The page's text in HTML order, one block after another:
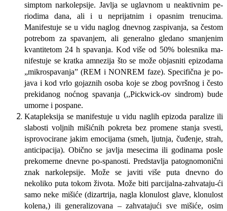
simptom narkolepsi­je. Javlja se uglavnom u neaktivnim pe­
riodima dana, ali i u neprijatnim i opa­snim trenucima.
Manifestuje se u vidu naglog dnevnog zaspivanja, sa čestom
potrebom za spavanjem, ali generalno gledano smanjenim
kvantitetom 24 h spavanja. Kod više od 50% bolesnika ma­
nifestuje se kratka amnezija što se može objasniti epizodama
„mikrospavanja” (REM i NONREM faze). Specifična je po­
java i kod vrlo gojaznih osoba koje se zbog površnog i često
prekidanog noć­nog spavanja (,,Pickwick-ov sindrom) bude
umorne i pospane.
Katapleksija se manifestuje u vidu na­glih epizoda paralize ili
slabosti voljnih mišićnih pokreta bez promene stanja svesti,
isprovocirane jakim emocijama (smeh, ljutnja, čuđenje, strah,
anticipa­cija). Obično se javlja mesecima ili go­dinama posle
prekomerne dnevne po-spanosti. Predstavlja patognomonični
znak narkolepsije. Može se javiti više puta dnevno do
nekoliko puta tokom života. Može biti parcijalna-zahvataju-ći
samo neke mišiće (dizartrija, nagla klonulost glave, klonulost
kolena,) ili generalizovana – zahvatajući sve miši­će, osim